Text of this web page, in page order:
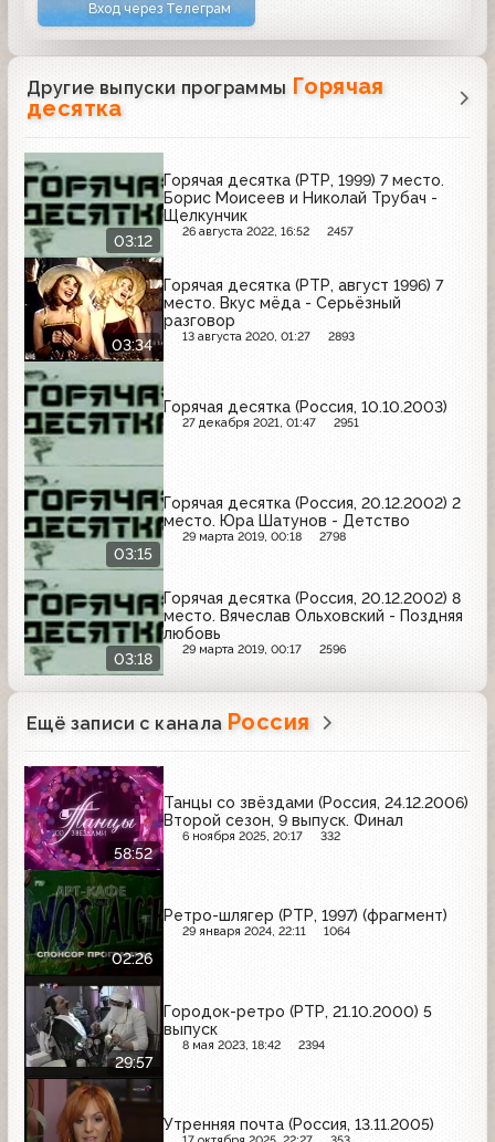
Вход через Телеграм
Другие выпуски программы Горячая
десятка
03:12
Горячая десятка (РТР, 1999) 7 место.
Борис Моисеев и Николай Трубач -
Щелкунчик
26 августа 2022, 16:52 2457
03:34
Горячая десятка (РТР, август 1996) 7
место. Вкус мёда - Серьёзный
разговор
13 августа 2020, 01:27 2893
Горячая десятка (Россия, 10.10.2003)
27 декабря 2021, 01:47 2951
03:15
Горячая десятка (Россия, 20.12.2002) 2
место. Юра Шатунов - Детство
29 марта 2019, 00:18 2798
03:18
Горячая десятка (Россия, 20.12.2002) 8
место. Вячеслав Ольховский - Поздняя
любовь
29 марта 2019, 00:17 2596
Ещё записи с канала Россия
58:52
Танцы со звёздами (Россия, 24.12.2006)
Второй сезон, 9 выпуск. Финал
6 ноября 2025, 20:17 332
02:26
Ретро-шлягер (РТР, 1997) (фрагмент)
29 января 2024, 22:11 1064
29:57
Городок-ретро (РТР, 21.10.2000) 5
выпуск
8 мая 2023, 18:42 2394
Утренняя почта (Россия, 13.11.2005)